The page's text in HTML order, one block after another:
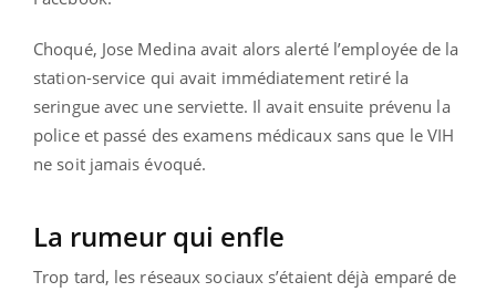
Choqué, Jose Medina avait alors alerté l’employée de la
station-service qui avait immédiatement retiré la
seringue avec une serviette. Il avait ensuite prévenu la
police et passé des examens médicaux sans que le VIH
ne soit jamais évoqué.
La rumeur qui enfle
Trop tard, les réseaux sociaux s’étaient déjà emparé de